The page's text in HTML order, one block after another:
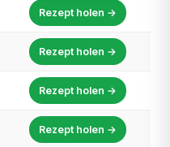
Rezept holen →
Rezept holen →
Rezept holen →
Rezept holen →